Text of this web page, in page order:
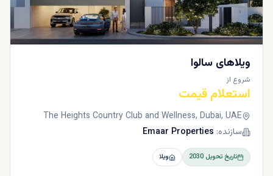
ویلاهای سالوا
شروع از
استعلام قیمت
The Heights Country Club and Wellness, Dubai, UAE
سازنده: Emaar Properties
تاریخ تحویل2030 ویلا